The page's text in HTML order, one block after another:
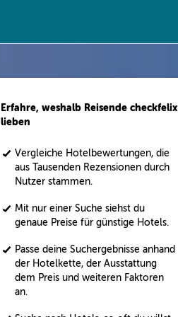
Erfahre, weshalb Reisende checkfelix
lieben
Vergleiche Hotelbewertungen, die
aus Tausenden Rezensionen durch
Nutzer stammen.
Mit nur einer Suche siehst du
genaue Preise für günstige Hotels.
Passe deine Suchergebnisse anhand
der Hotelkette, der Ausstattung
dem Preis und weiteren Faktoren
an.